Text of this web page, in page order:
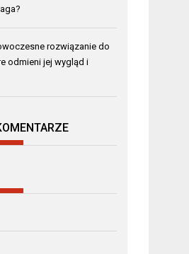
rozwiązanie do
odmieni jej wygląd i